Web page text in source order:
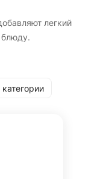
легкий